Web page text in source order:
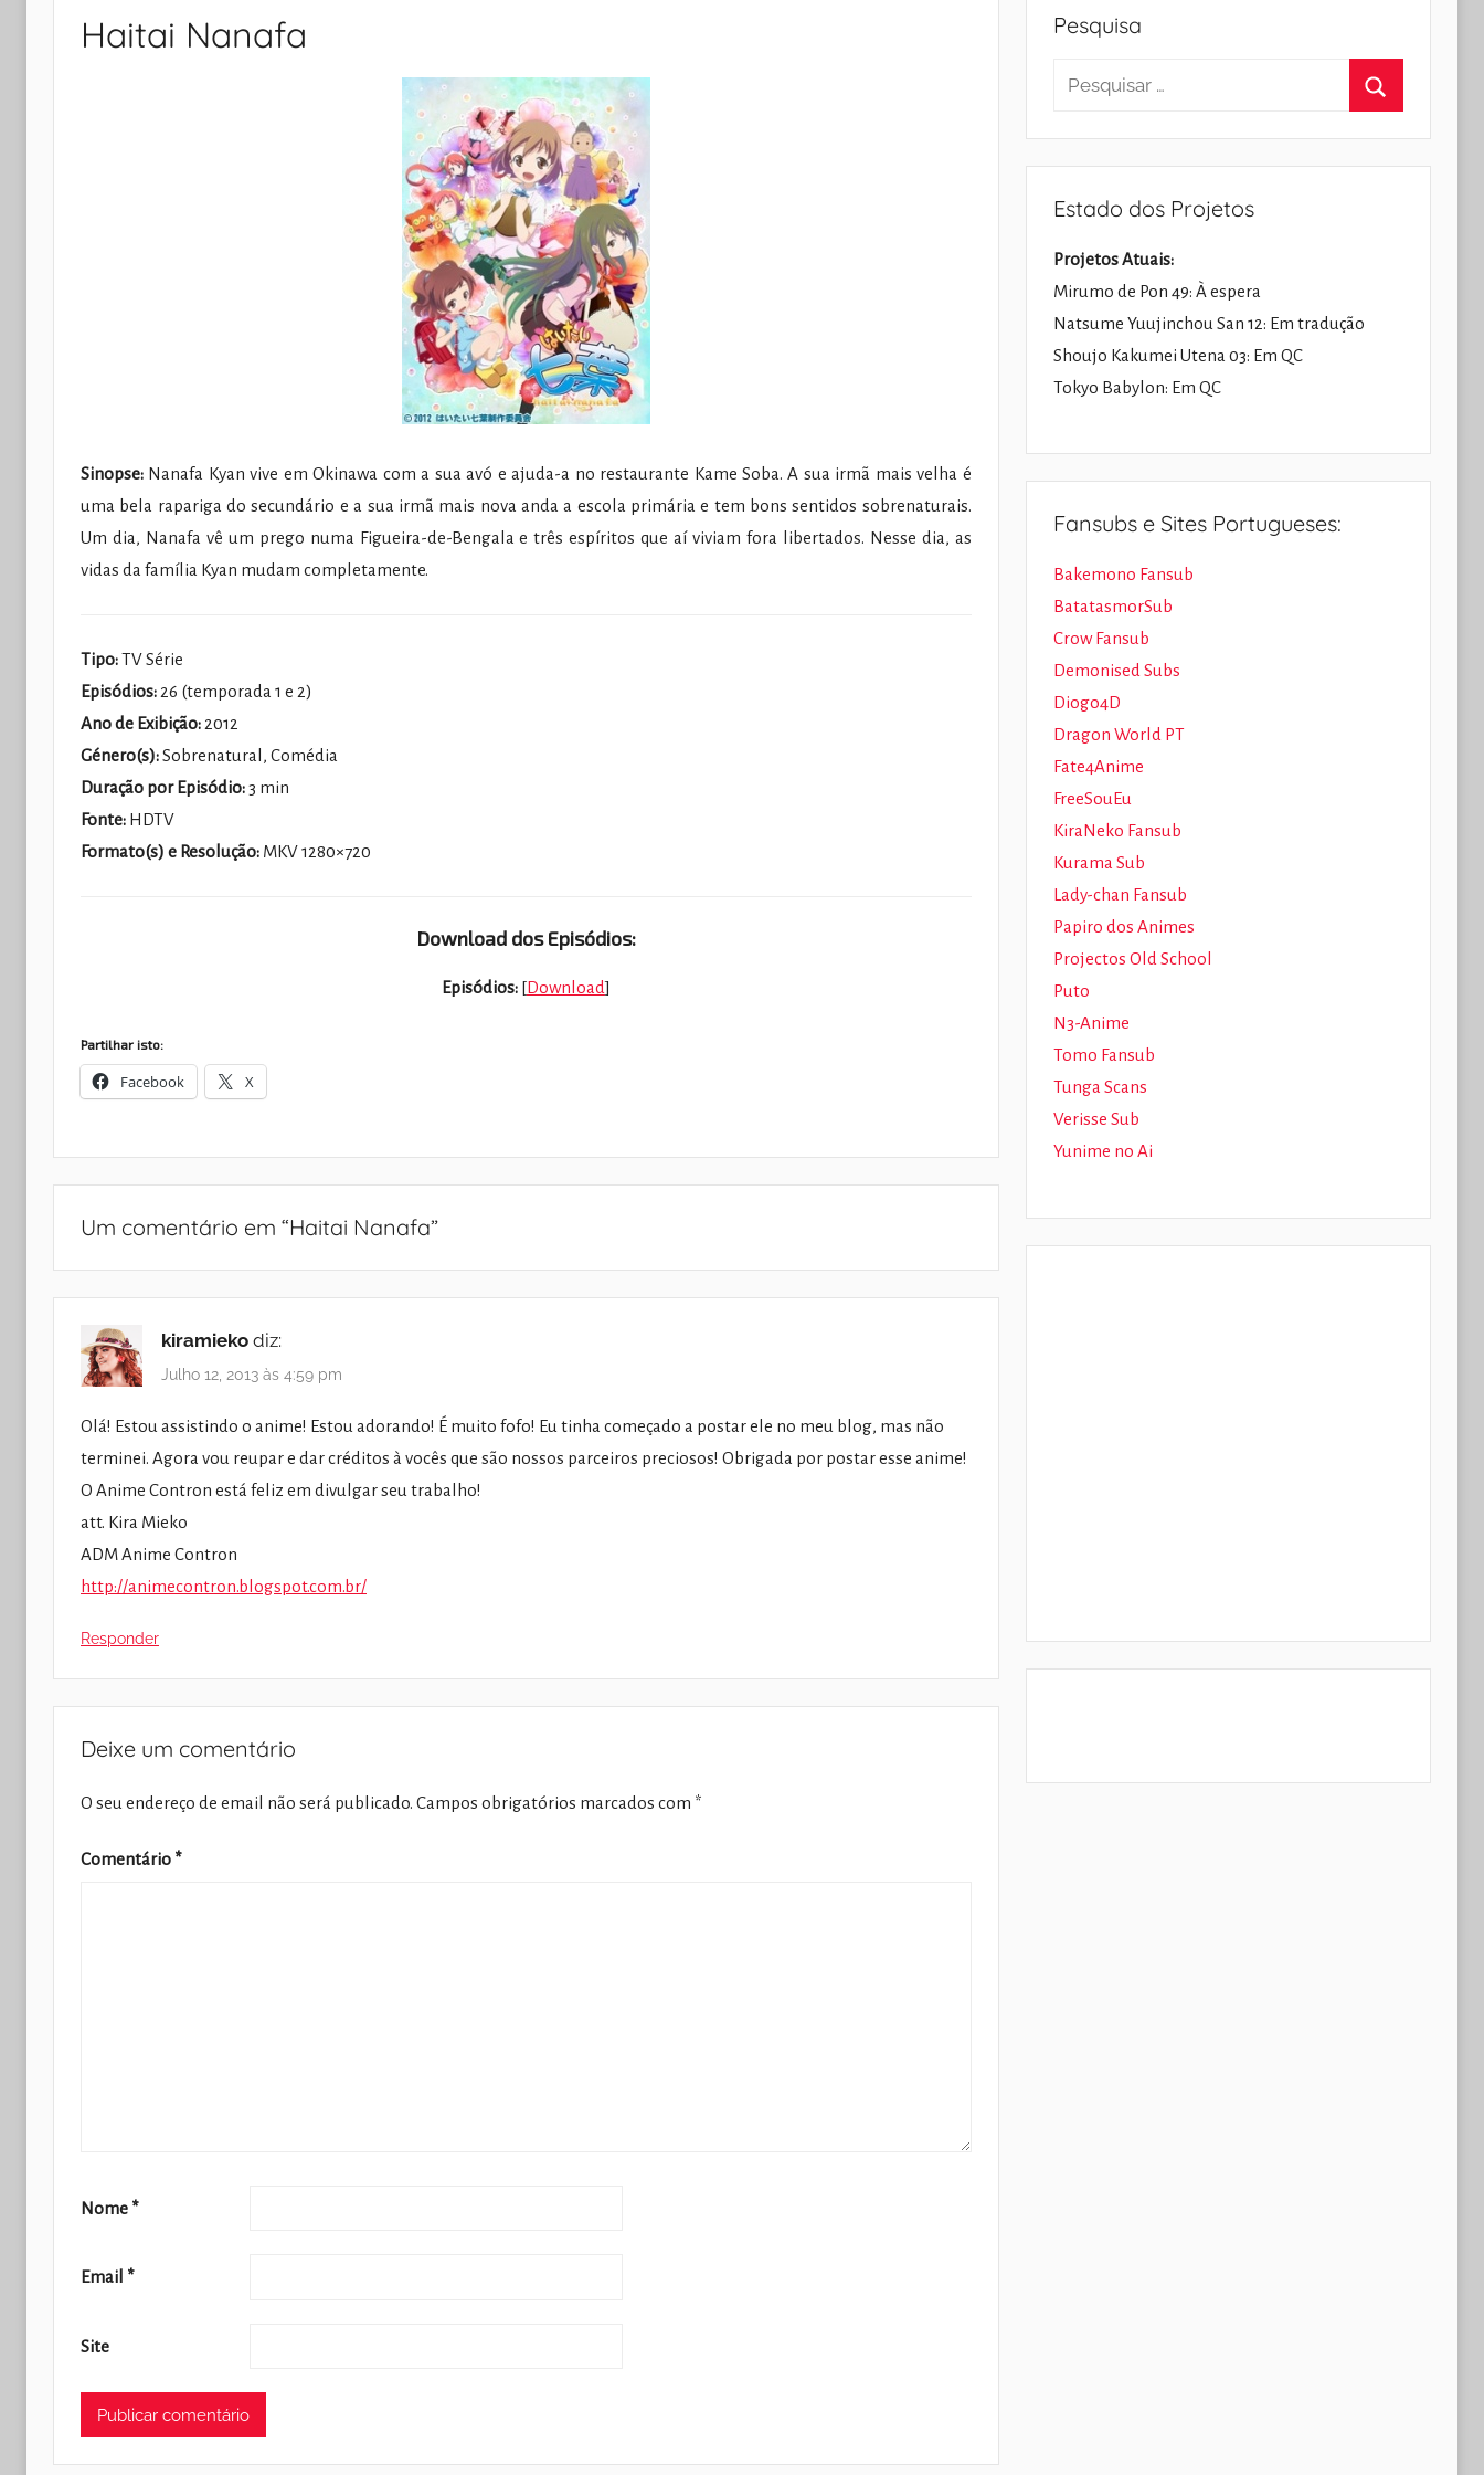
Haitai Nanafa
Sinopse: Nanafa Kyan vive em Okinawa com a sua avó e ajuda-a no restaurante Kame Soba. A sua irmã mais velha é
uma bela rapariga do secundário e a sua irmã mais nova anda a escola primária e tem bons sentidos sobrenaturais.
Um dia, Nanafa vê um prego numa Figueira-de-Bengala e três espíritos que aí viviam fora libertados. Nesse dia, as
vidas da família Kyan mudam completamente.
Tipo:TV Série
Episódios: 26 (temporada 1 e 2)
Ano de Exibição: 2012
Género(s):Sobrenatural, Comédia
Duração por Episódio:3 min
Fonte: HDTV
Formato(s) e Resolução: MKV 1280×720
Download dos Episódios:
Episódios:[Download]
Partilhar isto:
Facebook X
Um comentário em “Haitai Nanafa”
kiramieko diz:
Julho 12, 2013 às 4:59 pm
Olá! Estou assistindo o anime! Estou adorando! É muito fofo! Eu tinha começado a postar ele no meu blog, mas não
terminei. Agora vou reupar e dar créditos à vocês que são nossos parceiros preciosos! Obrigada por postar esse anime!
O Anime Contron está feliz em divulgar seu trabalho!
att. Kira Mieko
ADM Anime Contron
http://animecontron.blogspot.com.br/
Responder
Deixe um comentário
O seu endereço de email não será publicado. Campos obrigatórios marcados com *
Comentário *
Nome *
Email *
Site
Pesquisa
Pesquisar
Estado dos Projetos
Projetos Atuais:
Mirumo de Pon 49: À espera
Natsume Yuujinchou San 12: Em tradução
Shoujo Kakumei Utena 03: Em QC
Tokyo Babylon: Em QC
Fansubs e Sites Portugueses:
Bakemono Fansub
BatatasmorSub
Crow Fansub
Demonised Subs
Diogo4D
Dragon World PT
Fate4Anime
FreeSouEu
KiraNeko Fansub
Kurama Sub
Lady-chan Fansub
Papiro dos Animes
Projectos Old School
Puto
N3-Anime
Tomo Fansub
Tunga Scans
Verisse Sub
Yunime no Ai